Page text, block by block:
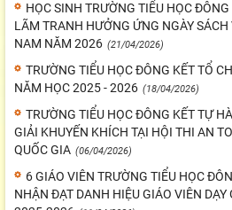
HỌC SINH TRƯỜNG TIỂU HỌC
LÃM TRANH HƯỞNG ỨNG NGÀY
NAM NĂM 2026 (21/04/2026)
TRƯỜNG TIỂU HỌC ĐÔNG KẾT TỔ
NĂM HỌC 2025 - 2026 (18/04/2026)
TRƯỜNG TIỂU HỌC ĐÔNG KẾT TỰ
GIẢI KHUYẾN KHÍCH TẠI HỘI THI AN
QUỐC GIA (06/04/2026)
6 GIÁO VIÊN TRƯỜNG TIỂU HỌC
NHẬN ĐẠT DANH HIỆU GIÁO VIÊN